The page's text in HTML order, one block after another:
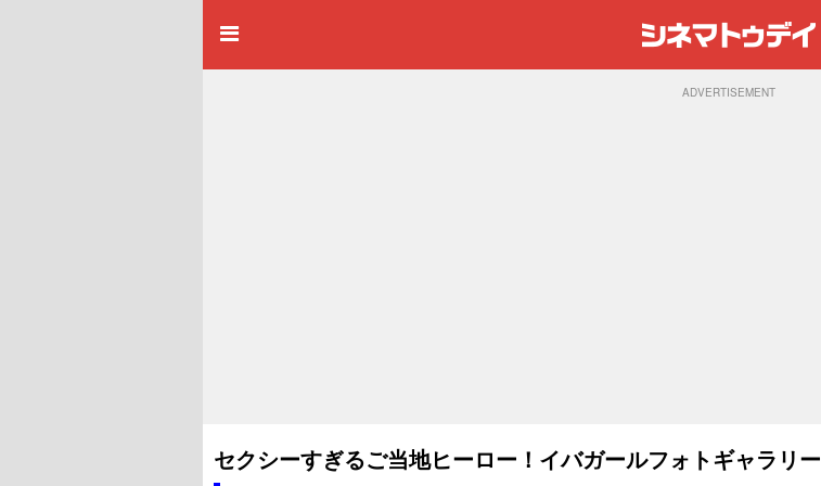
ADVERTISEMENT
セクシーすぎるご当地ヒーロー！イバガールフォトギャラリー